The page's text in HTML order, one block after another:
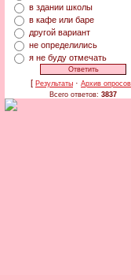
в здании школы
в кафе или баре
другой вариант
не определились
я не буду отмечать
[ Результаты · Архив опросов
Всего ответов: 3837